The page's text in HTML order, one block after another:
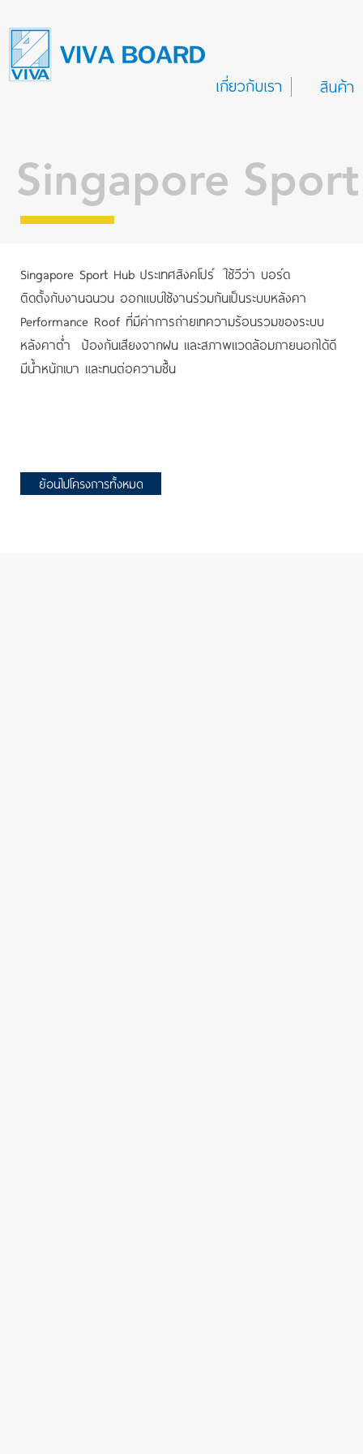
เกี่ยวกับเรา สินค้า
Singapore
Singapore Sport Hub ประเทศสิงคโปร์ ใช้วีว่า บอร์ด
ติดตั้งกับงานฉนวน ออกแบบใช้งานร่วมกันเป็นระบบหลังคา
Performance Roof ที่มีค่าการถ่ายเทความร้อนรวมของระบบ
หลังคาต่ำ ป้องกันเสียงจากฝน และสภาพแวดล้อมภายนอกได้ดี
มีน้ำหนักเบา และทนต่อความชื้น
ย้อนไปโครงการทั้งหมด